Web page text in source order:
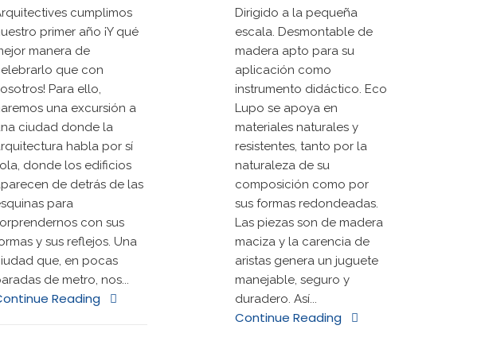
cumplimos
primer año ¡Y qué
manera de
que con
Para ello,
una excursión a
ciudad donde la
habla por sí
donde los edificios
de detrás de las
para
con sus
y sus reflejos. Una
que, en pocas
de metro, nos...
Reading
Dirigido a la pequeña
escala. Desmontable de
madera apto para su
aplicación como
instrumento didáctico. Eco
Lupo se apoya en
materiales naturales y
resistentes, tanto por la
naturaleza de su
composición como por
sus formas redondeadas.
Las piezas son de madera
maciza y la carencia de
aristas genera un juguete
manejable, seguro y
duradero. Así...
Continue Reading